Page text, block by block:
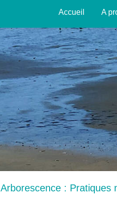
Accueil A
Arborescence : Pratiques